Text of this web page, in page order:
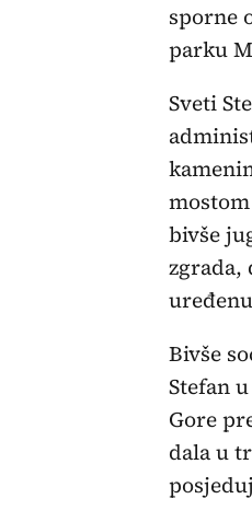
sporne
parku
Sveti
bivše
zgrada,
Bivše
Stefan
Gore
dala u